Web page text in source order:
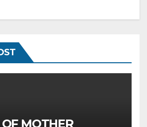
MOTHER